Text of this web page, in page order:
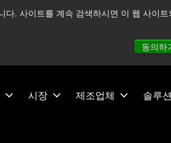
. 사이트를 계속 검색하시면 이 웹 사
동의하
지속적으로 주시하고 있으며, 모든 서
시장 제조업체 솔루션